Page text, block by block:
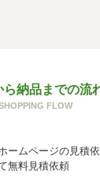
り、当社が保有す
的の通知、内容の
示等という)に応じ
下記「当社の個
合せ先」を参照
ら納品までの流
FLOW
ームページの見積
無料見積依頼